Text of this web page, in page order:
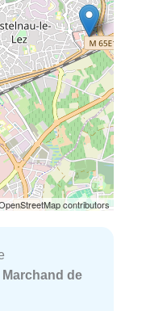
contributors
Marchand de